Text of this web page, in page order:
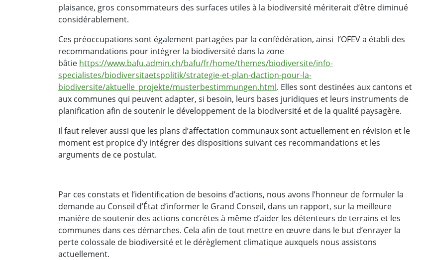
plaisance, gros consommateurs des surfaces utiles à la biodiversité mériterait d’être diminué
considérablement.
Ces préoccupations sont également partagées par la confédération, ainsi l’OFEV a établi des
recommandations pour intégrer la biodiversité dans la zone
bâtie https://www.bafu.admin.ch/bafu/fr/home/themes/biodiversite/info-
specialistes/biodiversitaetspolitik/strategie-et-plan-daction-pour-la-
biodiversite/aktuelle_projekte/musterbestimmungen.html. Elles sont destinées aux cantons et
aux communes qui peuvent adapter, si besoin, leurs bases juridiques et leurs instruments de
planification afin de soutenir le développement de la biodiversité et de la qualité paysagère.
Il faut relever aussi que les plans d’affectation communaux sont actuellement en révision et le
moment est propice d’y intégrer des dispositions suivant ces recommandations et les
arguments de ce postulat.
Par ces constats et l’identification de besoins d’actions, nous avons l’honneur de formuler la
demande au Conseil d’État d’informer le Grand Conseil, dans un rapport, sur la meilleure
manière de soutenir des actions concrètes à même d’aider les détenteurs de terrains et les
communes dans ces démarches. Cela afin de tout mettre en œuvre dans le but d’enrayer la
perte colossale de biodiversité et le dérèglement climatique auxquels nous assistons
actuellement.